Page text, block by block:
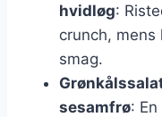
hvidløg:
crunch,
smag.
sesamfrø: